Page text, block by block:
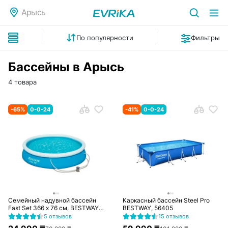
Арысь
По популярности Фильтры
Бассейны в Арысь
4 товара
-65% 0-0-24
Семейный надувной бассейн
Fast Set 366 х 76 см, BESTWAY,
57274, Винил, 5377 л., Ф-насос
5 отзывов
-41% 0-0-24
Каркасный бассейн Steel Pro
BESTWAY, 56405
15 отзывов